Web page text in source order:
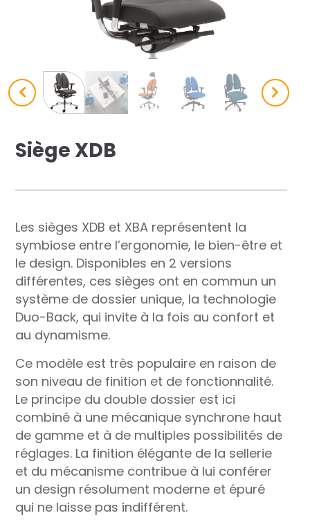
solutions...
Azergo
Siège XDB
Les sièges XDB et XBA représentent la
symbiose entre l’ergonomie, le bien-être et
le design. Disponibles en 2 versions
différentes, ces sièges ont en commun un
système de dossier unique, la technologie
Duo-Back, qui invite à la fois au confort et
au dynamisme.
Ce modèle est très populaire en raison de
son niveau de finition et de fonctionnalité.
Le principe du double dossier est ici
combiné à une mécanique synchrone haut
de gamme et à de multiples possibilités de
réglages. La finition élégante de la sellerie
et du mécanisme contribue à lui conférer
un design résolument moderne et épuré
qui ne laisse pas indifférent.